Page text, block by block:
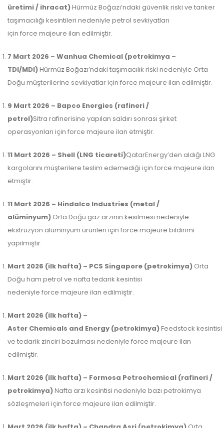
üretimi / ihracat)Hürmüz Boğazı’ndaki güvenlik riski ve tanker
taşımacılığı kesintileri nedeniyle petrol sevkiyatları
için force majeure ilan edilmiştir.
7 Mart 2026 – Wanhua Chemical (petrokimya –
TDI/MDI)Hürmüz Boğazı’ndaki taşımacılık riski nedeniyle Orta
Doğu müşterilerine sevkiyatlar için force majeure ilan edilmiştir.
9 Mart 2026 – Bapco Energies (rafineri /
petrol)Sitra rafinerisine yapılan saldırı sonrası şirket
operasyonları için force majeure ilan etmiştir.
11 Mart 2026 – Shell (LNG ticareti)QatarEnergy’den aldığı LNG
kargolarını müşterilere teslim edemediği için force majeure ilan
etmiştir.
11 Mart 2026 – Hindalco Industries (metal /
alüminyum) Orta Doğu gaz arzının kesilmesi nedeniyle
ekstrüzyon alüminyum ürünleri için force majeure bildirimi
yapılmıştır.
Mart 2026 (ilk hafta) – PCS Singapore (petrokimya) Orta
Doğu ham petrol ve nafta tedarik kesintisi
nedeniyle force majeure ilan edilmiştir.
Mart 2026 (ilk hafta) –
Aster Chemicals and Energy (petrokimya)Feedstock kesintisi
ve tedarik zinciri bozulması nedeniyle force majeure ilan
edilmiştir.
Mart 2026 (ilk hafta) – Formosa Petrochemical (rafineri /
petrokimya)Nafta arzı kesintisi nedeniyle bazı petrokimya
sözleşmeleri için force majeure ilan edilmiştir.